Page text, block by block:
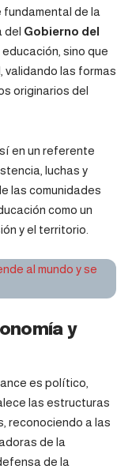
fundamental de la
Gobierno del
sino que
validando las formas
originarios del
en un referente
luchas y
las comunidades
como un
y el territorio.
al mundo y se
y
es político,
las estructuras
reconociendo a las
de la
de la